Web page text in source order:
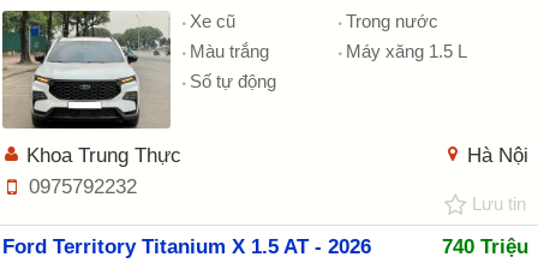
Xe cũ
Trong nước
Màu trắng
Máy xăng 1.5 L
Số tự động
Hà Nội
Khoa Trung Thực
0975792232
Lưu tin
Ford Territory Titanium X 1.5 AT - 2026 740 Triệu